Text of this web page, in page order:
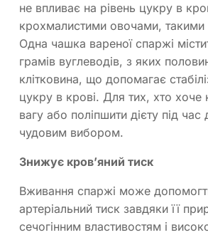
не впливає на рівень цукру в
крохмалистими овочами, такими
Одна чашка вареної спаржі
грамів вуглеводів, з яких
клітковина, що допомагає
цукру в крові. Для тих, хто хоче
вагу або поліпшити дієту під
чудовим вибором.
Знижує кров’яний тиск
Вживання спаржі може
артеріальний тиск завдяки її
сечогінним властивостям і